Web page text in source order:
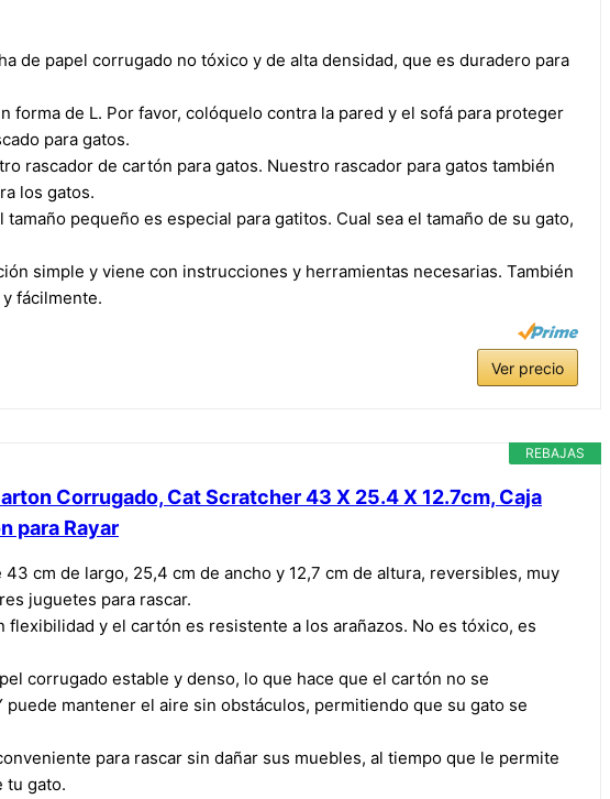
de papel corrugado no tóxico y de alta densidad, que es duradero para
forma de L. Por favor, colóquelo contra la pared y el sofá para proteger
para gatos.
rascador de cartón para gatos. Nuestro rascador para gatos también
los gatos.
pequeño es especial para gatitos. Cual sea el tamaño de su gato,
simple y viene con instrucciones y herramientas necesarias. También
fácilmente.
Ver precio
REBAJAS
Corrugado, Cat Scratcher 43 X 25.4 X 12.7cm, Caja
para Rayar
cm de largo, 25,4 cm de ancho y 12,7 cm de altura, reversibles, muy
juguetes para rascar.
flexibilidad y el cartón es resistente a los arañazos. No es tóxico, es
corrugado estable y denso, lo que hace que el cartón no se
mantener el aire sin obstáculos, permitiendo que su gato se
para rascar sin dañar sus muebles, al tiempo que le permite
tu gato.